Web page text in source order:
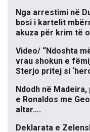
Nga arrestimi në
bosi i kartelit
akuza për krim të
Video/ “Ndoshta
vrau shokun e
Sterjo pritej si
Ndodh në
e Ronaldos me
altar….
Deklarata e